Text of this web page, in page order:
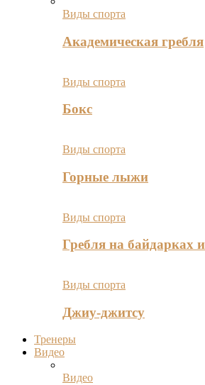
Виды спорта
Академическая гребля
Виды спорта
Бокс
Виды спорта
Горные лыжи
Виды спорта
Гребля на байдарках
Виды спорта
Джиу-джитсу
Тренеры
Видео
Видео